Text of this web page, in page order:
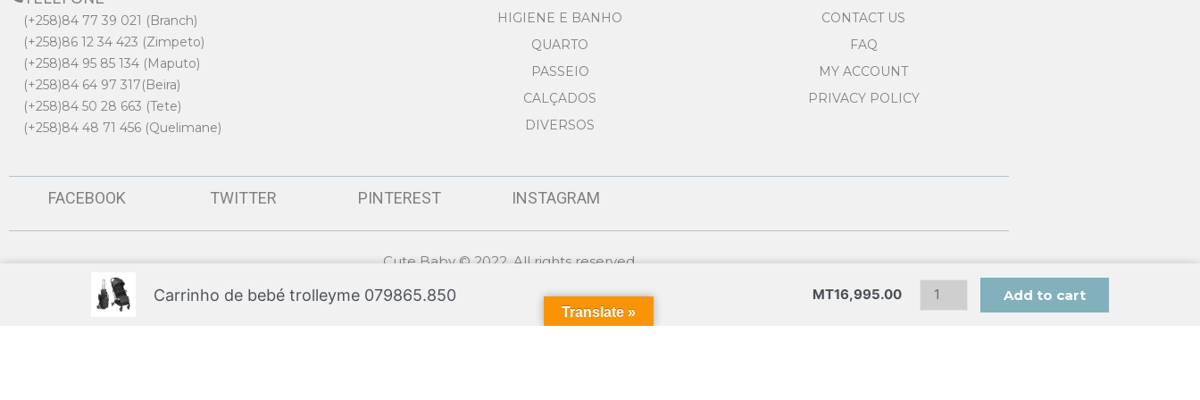
(+258)84 77 39 021 (Branch)
(+258)86 12 34 423 (Zimpeto)
(+258)84 95 85 134 (Maputo)
(+258)84 64 97 317(Beira)
(+258)84 50 28 663 (Tete)
(+258)84 48 71 456 (Quelimane)
HIGIENE E BANHO
QUARTO
PASSEIO
CALÇADOS
DIVERSOS
CONTACT US
FAQ
MY ACCOUNT
PRIVACY POLICY
FACEBOOK TWITTER PINTEREST INSTAGRAM
Cute Baby © 2022. All rights reserved
Translate »
Carrinho de bebé trolleyme 079865.850 MT16,995.00
bebé
Add to cart